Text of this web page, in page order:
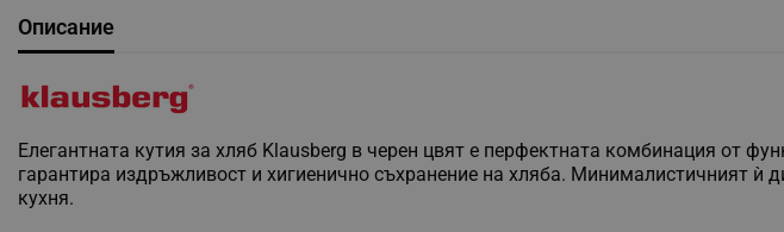
Описание
Елегантната кутия за хляб Klausberg в черен цвят е перфектната комбинация от
гарантира издръжливост и хигиенично съхранение на хляба. Минималистичният
кухня.